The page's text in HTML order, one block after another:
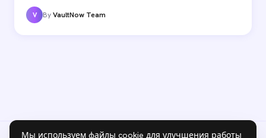
какие задачи она закрывает.
V ByVaultNow Team
Мы используем файлы cookie для улучшения работы